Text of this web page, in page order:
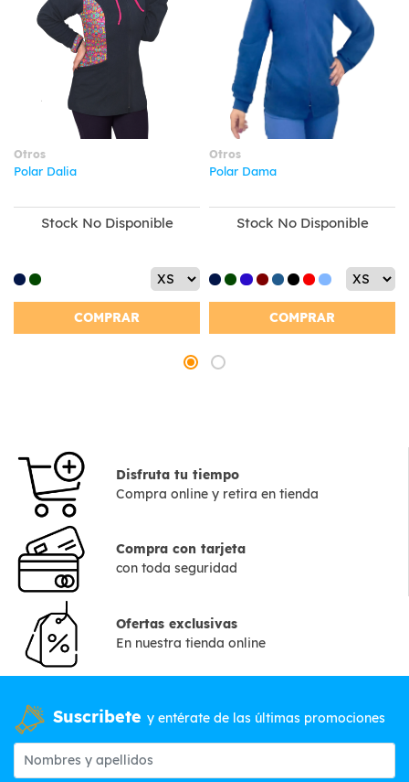
Otros
Polar Dalia
Stock No Disponible
COMPRAR
Otros
Polar Dama
Stock No Disponible
COMPRAR
Disfruta tu tiempo
Compra online y retira en tienda
Compra con tarjeta
con toda seguridad
Ofertas exclusivas
En nuestra tienda online
Suscribete y entérate de las últimas promociones